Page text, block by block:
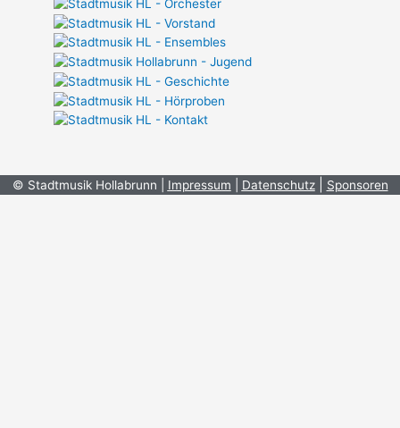
© Stadtmusik Hollabrunn | Impressum Datenschutz| Sponsoren